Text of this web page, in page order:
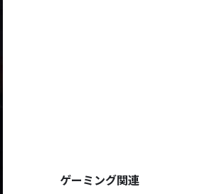
ゲーミング関連